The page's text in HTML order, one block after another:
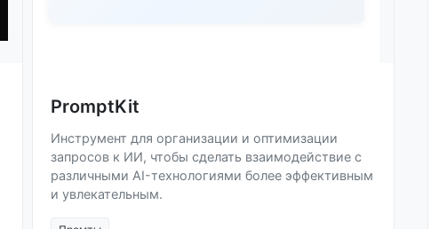
PromptKit
Инструмент для организации и оптимизации
запросов к ИИ, чтобы сделать взаимодействие с
различными AI-технологиями более эффективным
и увлекательным.